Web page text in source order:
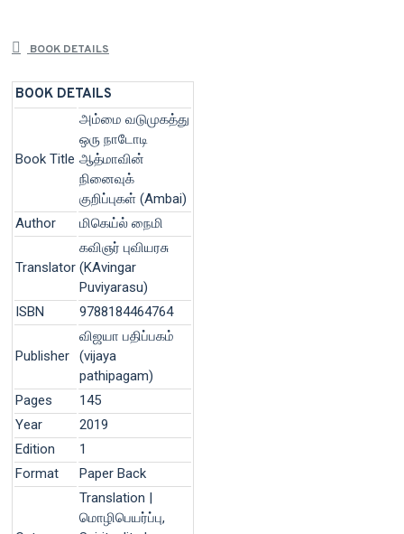
BOOK DETAILS
BOOK DETAILS
Book Title
அம்மை வடுமுகத்து
ஒரு நாடோடி
ஆத்மாவின்
நினைவுக்
குறிப்புகள் (Ambai)
Author
மிகெய்ல் நைமி
Translator
கவிஞர் புவியரசு
(KAvingar
Puviyarasu)
ISBN
9788184464764
Publisher
விஜயா பதிப்பகம்
(vijaya
pathipagam)
Pages
145
Year
2019
Edition
1
Format
Paper Back
Translation |
மொழிபெயர்ப்பு,